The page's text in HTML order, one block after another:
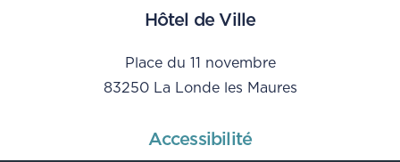
Hôtel de Ville
Place du 11 novembre
83250 La Londe les Maures
Accessibilité